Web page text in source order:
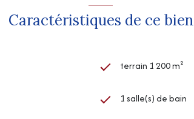
Caractéristiques de ce bien
terrain 1 200 m²
1 salle(s) de bain